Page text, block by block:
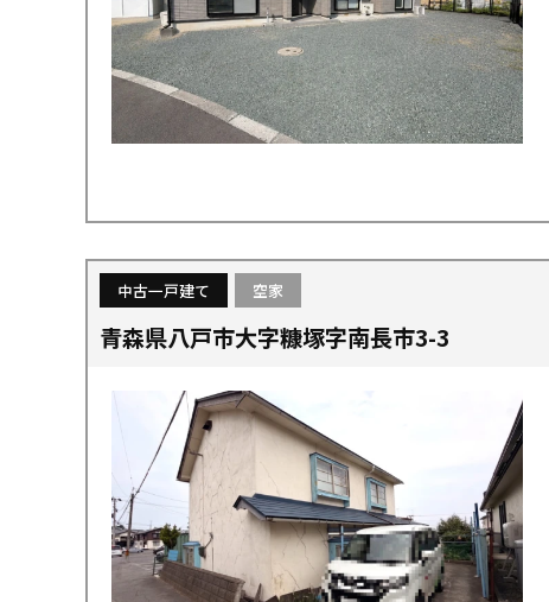
中古一戸建て 空家
青森県八戸市大字糠塚字南長市3-3